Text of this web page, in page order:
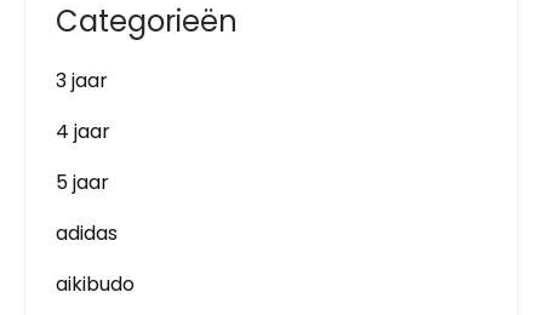
Categorieën
3 jaar
4 jaar
5 jaar
adidas
aikibudo